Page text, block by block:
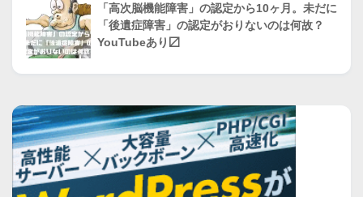
「高次脳機能障害」の認定から10ヶ月。未だに
「後遺症障害」の認定がおりないのは何故？
YouTubeあり〼